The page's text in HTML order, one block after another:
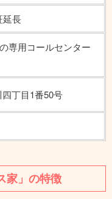
延長
専用コールセンター
丁目1番50号
家」の特徴